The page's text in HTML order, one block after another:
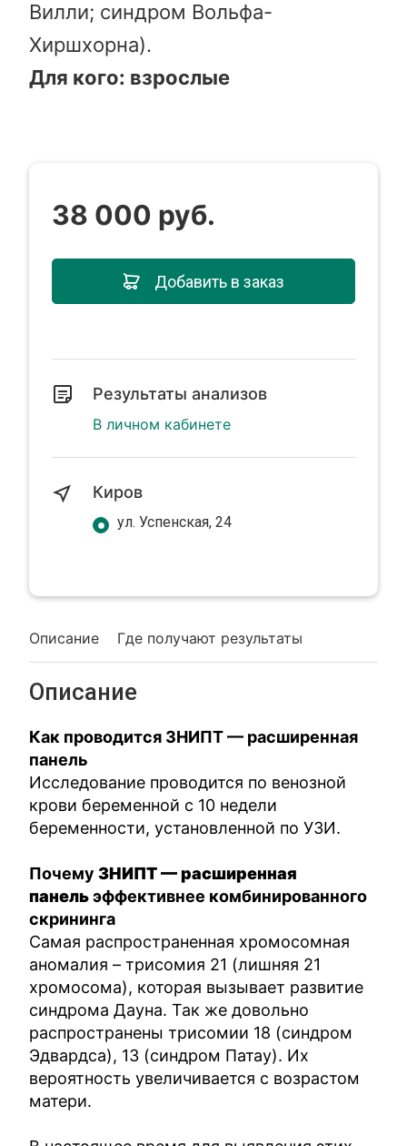
Вилли; синдром Вольфа-
Хиршхорна).
Для кого: взрослые
Описание Где получают результаты
Описание
Как проводится 3НИПТ — расширенная
панель
Исследование проводится по венозной
крови беременной с 10 недели
беременности, установленной по УЗИ.
Почему3НИПТ — расширенная
панельэффективнее комбинированного
скрининга
Самая распространенная хромосомная
аномалия – трисомия 21 (лишняя 21
хромосома), которая вызывает развитие
синдрома Дауна. Так же довольно
распространены трисомии 18 (синдром
Эдвардса), 13 (синдром Патау). Их
вероятность увеличивается с возрастом
матери.
38 000 руб.
Добавить в заказ
Результаты анализов
В личном кабинете
Киров
ул. Успенская, 24